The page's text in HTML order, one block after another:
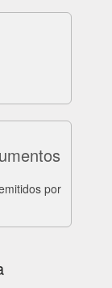
por